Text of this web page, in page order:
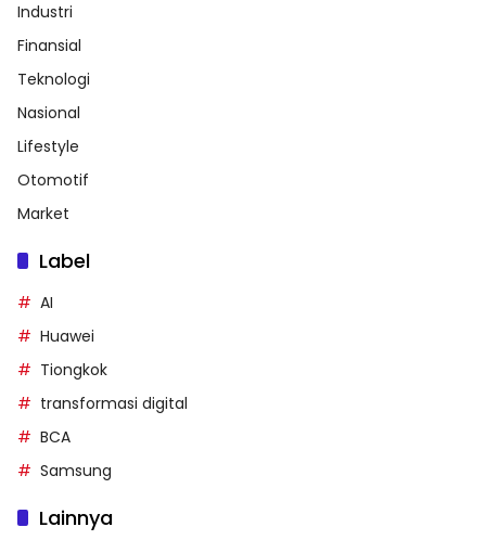
Industri
Finansial
Teknologi
Nasional
Lifestyle
Otomotif
Market
Label
AI
Huawei
Tiongkok
transformasi digital
BCA
Samsung
Lainnya